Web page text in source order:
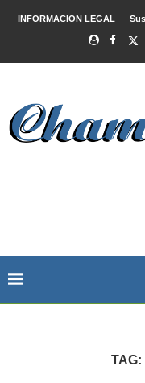
INFORMACION LEGAL
TAG: